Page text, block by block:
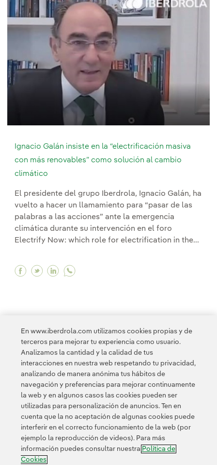
Ignacio Galán insiste en la “electrificación masiva
con más renovables” como solución al cambio
climático
El presidente del grupo Iberdrola, Ignacio Galán, ha
vuelto a hacer un llamamiento para “pasar de las
palabras a las acciones” ante la emergencia
climática durante su intervención en el foro
Electrify Now: which role for electrification in the...
Facebook Ignacio Galán insiste en la
Twitter Ignacio Galán insiste en la
Linkedin Ignacio Galán insiste en la
< 1 2 3 4 5 6 7 8 9
11 12 13 14 15 16 17 >
Contacta Clientes Política de Privacidad Información legal
Transparencia en el uso de la IA Política de cookies
En www.iberdrola.com utilizamos cookies propias y de
terceros para mejorar tu experiencia como usuario.
Analizamos la cantidad y la calidad de tus
interacciones en nuestra web respetando tu privacidad,
analizando de manera anónima tus hábitos de
navegación y preferencias para mejorar continuamente
la web y en algunos casos las cookies pueden ser
utilizadas para personalización de anuncios. Ten en
cuenta que la no aceptación de algunas cookies puede
interferir en el correcto funcionamiento de la web (por
ejemplo la reproducción de videos). Para más
información puedes consultar nuestra Política de
Cookies